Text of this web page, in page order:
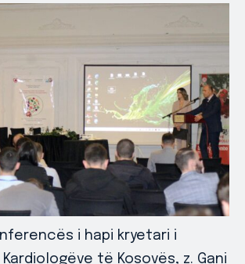
i hapi kryetari i
të Kosovës, z. Gani